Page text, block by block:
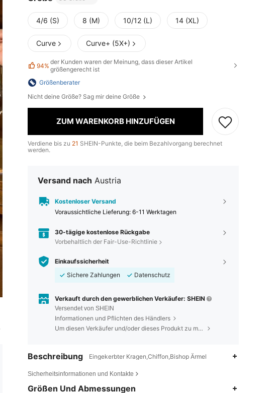
4/6 (S) 8 (M) 10/12 (L) 14 (XL)
Curve Curve+ (5X+)
94% der Kunden waren der Meinung, dass dieser Artikel
größengerecht ist
Größenberater
Nicht deine Größe? Sag mir deine Größe
ZUM WARENKORB HINZUFÜGEN
Verdiene bis zu 21 SHEIN-Punkte, die beim Bezahlvorgang berechnet
werden.
Versand nach Austria
Kostenloser Versand
Voraussichtliche Lieferung: 6-11 Werktagen
30-tägige kostenlose Rückgabe
Vorbehaltlich der Fair-Use-Richtlinie
Einkaufssicherheit
Sichere Zahlungen
Datenschutz
Verkauft durch den gewerblichen Verkäufer: SHEIN
Versendet von SHEIN
Informationen und Pflichten des Händlers
Um diesen Verkäufer und/oder dieses Produkt zu melden
Beschreibung Eingekerbter Kragen,Chiffon,Bishop Ärmel
Sicherheitsinformationen und Kontakte
Größen Und Abmessungen